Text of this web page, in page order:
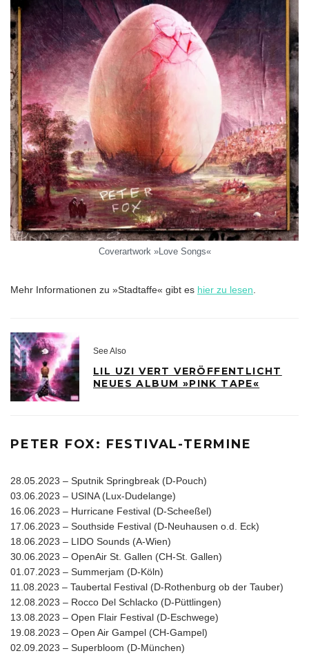
Coverartwork »Love Songs«
Mehr Informationen zu »Stadtaffe« gibt es hier zu lesen.
See Also
LIL UZI VERT VERÖFFENTLICHT
NEUES ALBUM »PINK TAPE«
PETER FOX: FESTIVAL-TERMINE
28.05.2023 – Sputnik Springbreak (D-Pouch)
03.06.2023 – USINA (Lux-Dudelange)
16.06.2023 – Hurricane Festival (D-Scheeßel)
17.06.2023 – Southside Festival (D-Neuhausen o.d. Eck)
18.06.2023 – LIDO Sounds (A-Wien)
30.06.2023 – OpenAir St. Gallen (CH-St. Gallen)
01.07.2023 – Summerjam (D-Köln)
11.08.2023 – Taubertal Festival (D-Rothenburg ob der Tauber)
12.08.2023 – Rocco Del Schlacko (D-Püttlingen)
13.08.2023 – Open Flair Festival (D-Eschwege)
19.08.2023 – Open Air Gampel (CH-Gampel)
02.09.2023 – Superbloom (D-München)